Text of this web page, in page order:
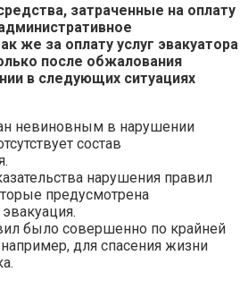
затраченные на оплату
же за оплату услуг эвакуатора
после обжалования
в следующих ситуациях
невиновным в нарушении
состав
нарушения правил
предусмотрена
было совершенно по крайней
для спасения жизни